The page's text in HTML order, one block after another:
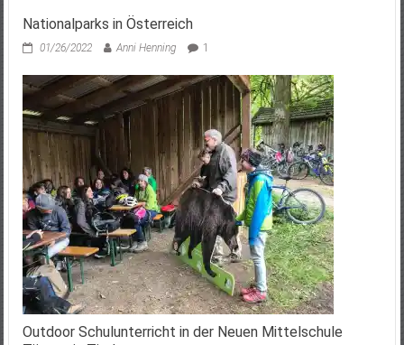
Nationalparks in Österreich
01/26/2022 Anni Henning 1
Outdoor Schulunterricht in der Neuen Mittelschule